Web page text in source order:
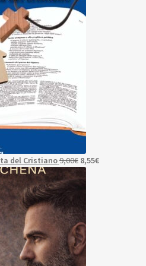
del Cristiano9,00€ Il
9,00€.
8,55€Il